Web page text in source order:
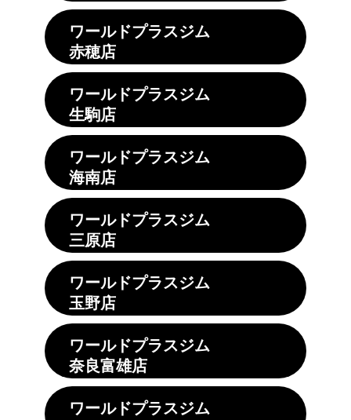
ワールドプラスジム
赤穂店
ワールドプラスジム
生駒店
ワールドプラスジム
海南店
ワールドプラスジム
三原店
ワールドプラスジム
玉野店
ワールドプラスジム
奈良富雄店
ワールドプラスジム